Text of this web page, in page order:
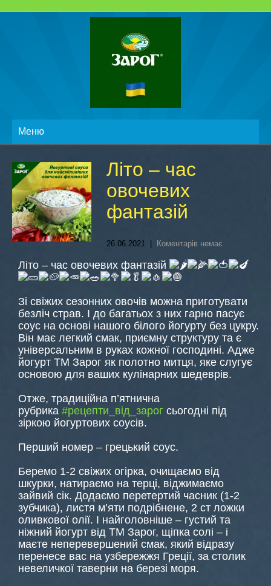
Меню
Літо – час
овочевих
фантазій
26.06.2021 Коментарів немає
Літо – час овочевих фантазій
Зі свіжих сезонних овочів можна приготувати
безліч страв. І до багатьох з них гарно пасує
соус на основі нашого білого йогурту без цукру.
Він має легкий смак, приємну структуру та є
універсальним в руках кожної господині. Адже
йогурт ТМ Зарог як полотно митця, яке слугує
основою для ваших кулінарних шедеврів.
Отже, традиційна п’ятнична
рубрика #рецепти_від_зарог сьогодні під
зіркою йогуртових соусів.
Перший номер – грецький соус.
Беремо 1-2 свіжих огірка, очищаємо від
шкурки, натираємо на терці, віджимаємо
зайвий сік. Додаємо перетертий часник (1-2
зубчика), листя м’яти подрібнене, 2 ст ложки
оливкової олії. І найголовніше – густий та
ніжний йогурт від ТМ Зарог, щіпка солі – і
маєте неперевершений смак, який відразу
перенесе вас на узбережжя Греції, за столик
невеличкої таверни на березі моря.